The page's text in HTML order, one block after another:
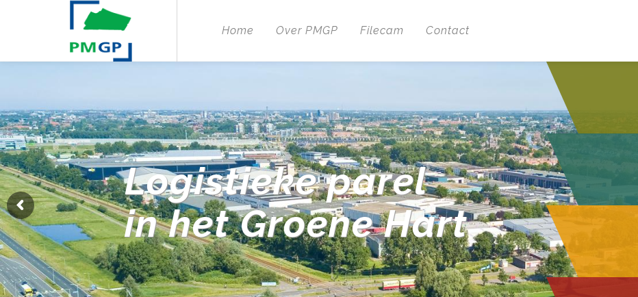
Home Over PMGP Filecam Contact
Logistieke parel
in het Groene Hart